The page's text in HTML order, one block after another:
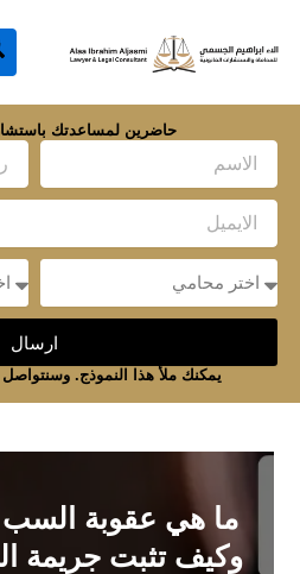
إلى
المحتوى
حاضرين لمساعدتك
Name
Email
Message
ارسال
يمكنك ملأ هذا النموذج.
ما هي عقوبة السب
وكيف تثبت جريمة